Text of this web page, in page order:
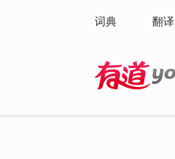
词典 翻译